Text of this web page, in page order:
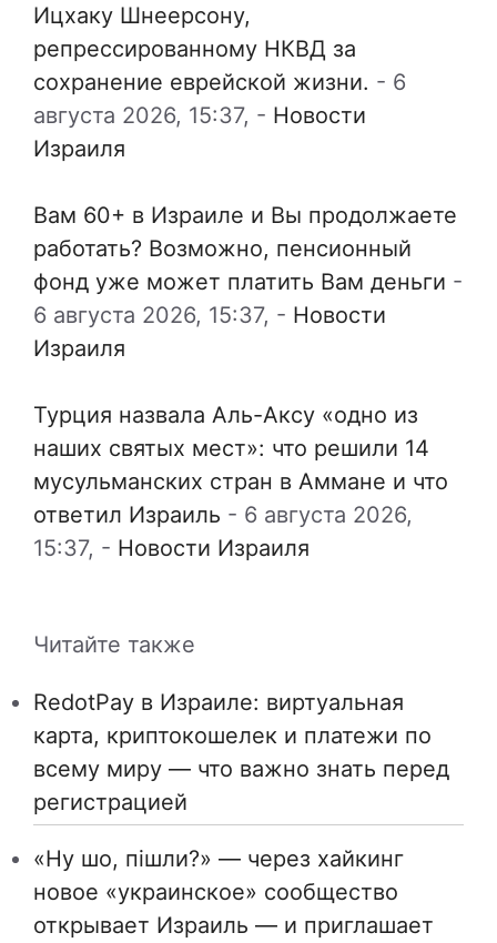
Ицхаку Шнеерсону,
репрессированному НКВД за
сохранение еврейской жизни. - 6
августа 2026, 15:37, - Новости
Израиля
Вам 60+ в Израиле и Вы продолжаете
работать? Возможно, пенсионный
фонд уже может платить Вам деньги -
6 августа 2026, 15:37, - Новости
Израиля
Турция назвала Аль-Аксу «одно из
наших святых мест»: что решили 14
мусульманских стран в Аммане и что
ответил Израиль - 6 августа 2026,
15:37, - Новости Израиля
Читайте также
RedotPay в Израиле: виртуальная
карта, криптокошелек и платежи по
всему миру — что важно знать перед
регистрацией
«Ну шо, пішли?» — через хайкинг
новое «украинское» сообщество
открывает Израиль — и приглашает